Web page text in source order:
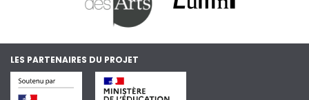
LES PARTENAIRES DU PROJET